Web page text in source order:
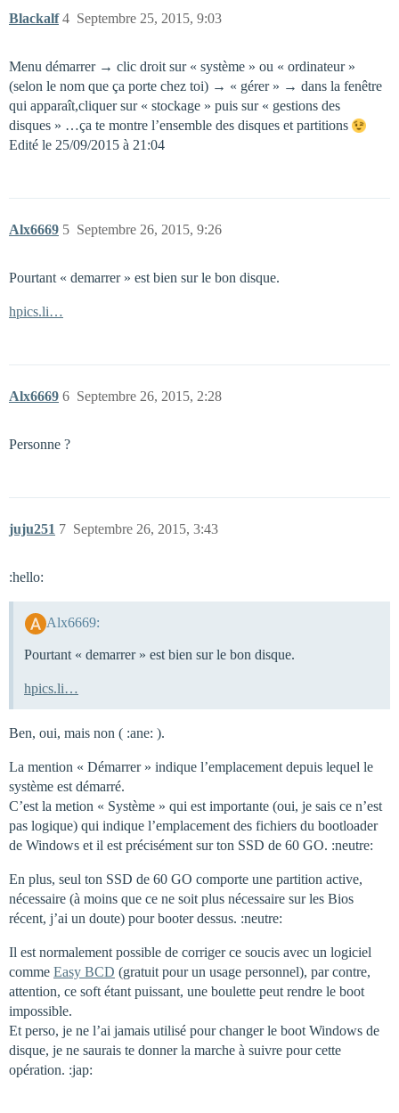
Blackalf Septembre 25, 2015, 9:03
4
Menu démarrer → clic droit sur « système » ou « ordinateur »
(selon le nom que ça porte chez toi) → « gérer » → dans la fenêtre
qui apparaît,cliquer sur « stockage » puis sur « gestions des
disques » …ça te montre l’ensemble des disques et partitions
Edité le 25/09/2015 à 21:04
Alx6669 Septembre 26, 2015, 9:26
5
Pourtant « demarrer » est bien sur le bon disque.
hpics.li…
Alx6669 Septembre 26, 2015, 2:28
6
Personne ?
juju251 Septembre 26, 2015, 3:43
7
:hello:
Alx6669:
Pourtant « demarrer » est bien sur le bon disque.
hpics.li…
Ben, oui, mais non ( :ane: ).
La mention « Démarrer » indique l’emplacement depuis lequel le
système est démarré.
C’est la metion « Système » qui est importante (oui, je sais ce n’est
pas logique) qui indique l’emplacement des fichiers du bootloader
de Windows et il est précisément sur ton SSD de 60 GO. :neutre:
En plus, seul ton SSD de 60 GO comporte une partition active,
nécessaire (à moins que ce ne soit plus nécessaire sur les Bios
récent, j’ai un doute) pour booter dessus. :neutre:
Il est normalement possible de corriger ce soucis avec un logiciel
comme Easy BCD (gratuit pour un usage personnel), par contre,
attention, ce soft étant puissant, une boulette peut rendre le boot
impossible.
Et perso, je ne l’ai jamais utilisé pour changer le boot Windows de
disque, je ne saurais te donner la marche à suivre pour cette
opération. :jap: